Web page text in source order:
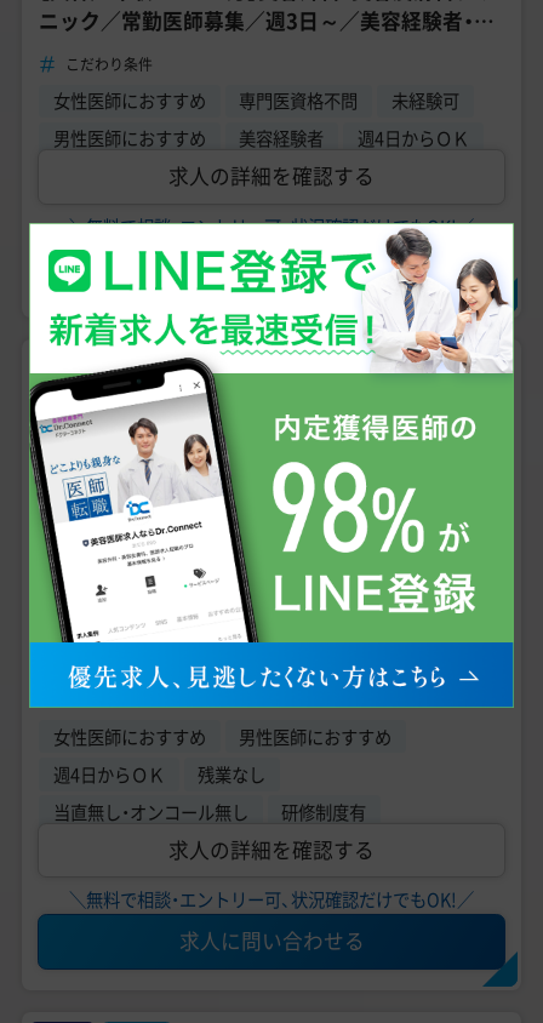
ニック／常勤医師募集／週3日～／美容経験者・形
成外科専門医募集◎
こだわり条件
女性医師におすすめ 専門医資格不問
未経験可
男性医師におすすめ
美容経験者 週4日からＯＫ
求人の詳細を確認する
＼無料で相談・エントリー可、状況確認だけでもOK!／
求人に問い合わせる
NEW
万円
未経験可
問診メイン
週4日からOK
診療科目 形成外科・皮膚科・美容皮膚科・美容外科
勤務地
福岡県福岡市 【最寄駅】 各線 博多駅
【福岡博多｜美容皮膚科｜年収3000万円以上可能】
女性医師におすすめ
男性医師におすすめ
週4日からＯＫ
残業なし
当直無し・オンコール無し
研修制度有
求人の詳細を確認する
＼無料で相談・エントリー可、状況確認だけでもOK!／
求人に問い合わせる